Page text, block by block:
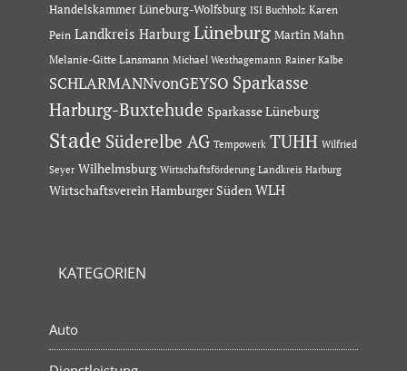
Handelskammer Lüneburg-Wolfsburg ISI Buchholz Karen
Pein Landkreis Harburg Lüneburg Martin Mahn
Melanie-Gitte Lansmann Michael Westhagemann Rainer Kalbe
SCHLARMANNvonGEYSO Sparkasse
Harburg-Buxtehude Sparkasse Lüneburg
Stade Süderelbe AG Tempowerk TUHH Wilfried
Seyer Wilhelmsburg Wirtschaftsförderung Landkreis Harburg
Wirtschaftsverein Hamburger Süden WLH
KATEGORIEN
Auto